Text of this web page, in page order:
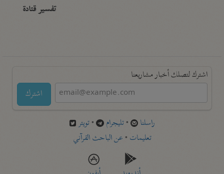
تفسير قتادة
اشترك لتصلك أخبار مشاريعنا
اشترك
راسلنا •تليجرام •تويتر
تعليمات •عن الباحث القرآني